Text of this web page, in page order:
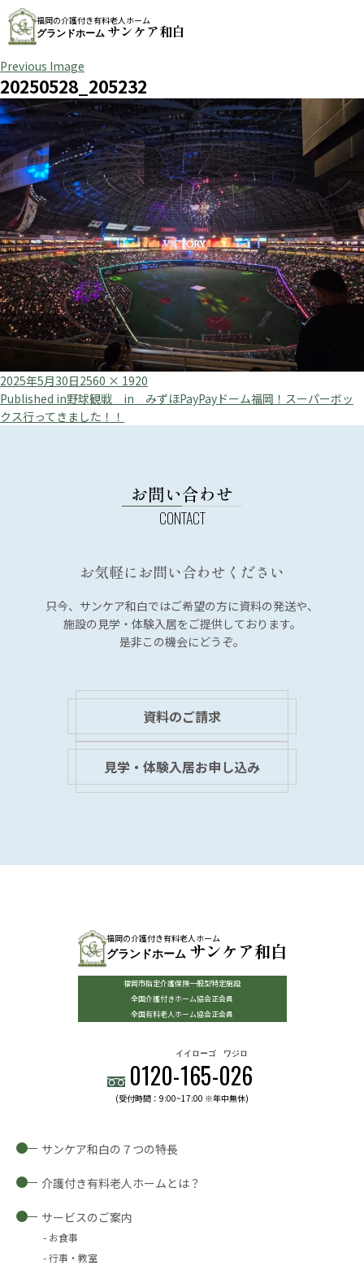
福岡の介護付き有料老人ホーム
グランドホーム サンケア和白
Previous Image
20250528_205232
Posted
on
2025年5月30日Full
size
2560 × 1920
投
稿
Published in野球観戦 in みずほPayPayドーム福岡！スーパーボッ
クス行ってきました！！
お問い合わせ
お気軽にお問い合わせください
只今、サンケア和白ではご希望の方に資料の発送や、
施設の見学・体験入居をご提供しております。
是非この機会にどうぞ。
資料のご請求
見学・体験入居お申し込み
福岡の介護付き有料老人ホーム
グランドホーム サンケア和白
福岡市指定介護保険一般型特定施設
全国介護付きホーム協会正会員
全国有料老人ホーム協会正会員
0120-165
イイローゴ
-026
ワジロ
(受付時間：9:00~17:00 ※年中無休)
サンケア和白の７つの特長
介護付き有料老人ホームとは？
サービスのご案内
お食事
行事・教室